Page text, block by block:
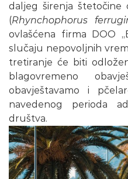
daljeg širenja štetočine
(Rhynchophorus
ovlašćena firma DOO
slučaju nepovoljnih
tretiranje će biti
blagovremeno
obavještavamo i
navedenog perioda
društva.